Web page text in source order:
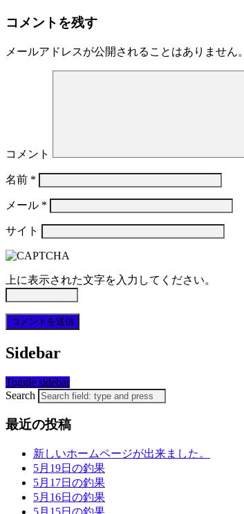
コメントを残す
メールアドレスが公開されることはありません。
コメント
名前 *
メール *
サイト
上に表示された文字を入力してください。
Sidebar
Toggle sidebar
Search
最近の投稿
新しいホームページが出来ました。
5月19日の釣果
5月17日の釣果
5月16日の釣果
5月15日の釣果